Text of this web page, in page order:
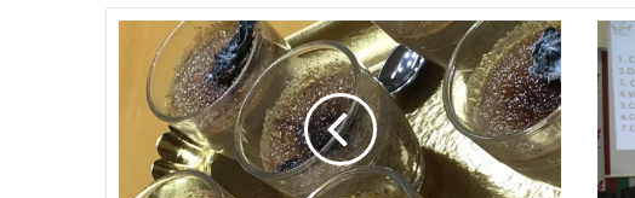
u
r
i
a